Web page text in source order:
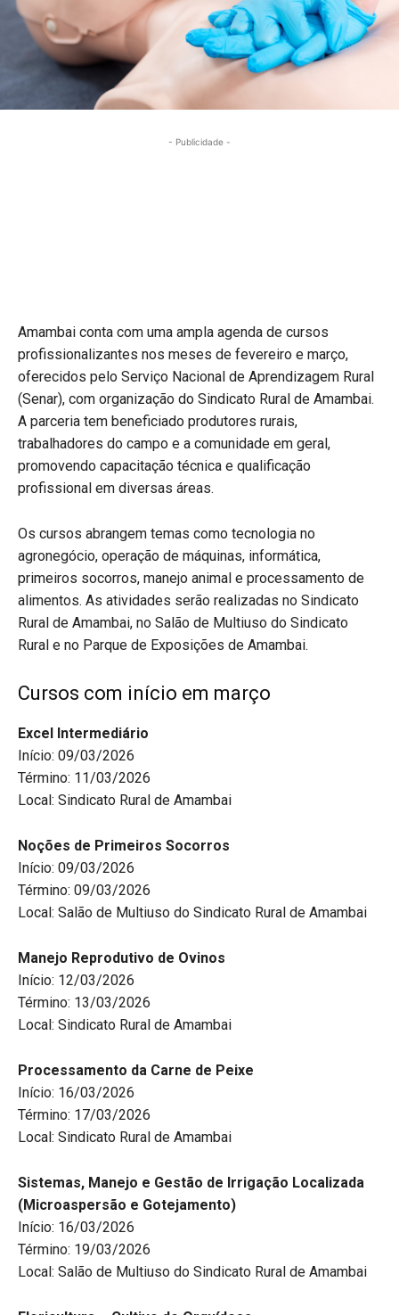
- Publicidade -
Amambai conta com uma ampla agenda de cursos
profissionalizantes nos meses de fevereiro e março,
oferecidos pelo Serviço Nacional de Aprendizagem Rural
(Senar), com organização do Sindicato Rural de Amambai.
A parceria tem beneficiado produtores rurais,
trabalhadores do campo e a comunidade em geral,
promovendo capacitação técnica e qualificação
profissional em diversas áreas.
Os cursos abrangem temas como tecnologia no
agronegócio, operação de máquinas, informática,
primeiros socorros, manejo animal e processamento de
alimentos. As atividades serão realizadas no Sindicato
Rural de Amambai, no Salão de Multiuso do Sindicato
Rural e no Parque de Exposições de Amambai.
Cursos com início em março
Excel Intermediário
Início: 09/03/2026
Término: 11/03/2026
Local: Sindicato Rural de Amambai
Noções de Primeiros Socorros
Início: 09/03/2026
Término: 09/03/2026
Local: Salão de Multiuso do Sindicato Rural de Amambai
Manejo Reprodutivo de Ovinos
Início: 12/03/2026
Término: 13/03/2026
Local: Sindicato Rural de Amambai
Processamento da Carne de Peixe
Início: 16/03/2026
Término: 17/03/2026
Local: Sindicato Rural de Amambai
Sistemas, Manejo e Gestão de Irrigação Localizada
(Microaspersão e Gotejamento)
Início: 16/03/2026
Término: 19/03/2026
Local: Salão de Multiuso do Sindicato Rural de Amambai